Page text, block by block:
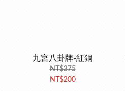
九宮八卦牌-紅銅
NT$375
NT$200